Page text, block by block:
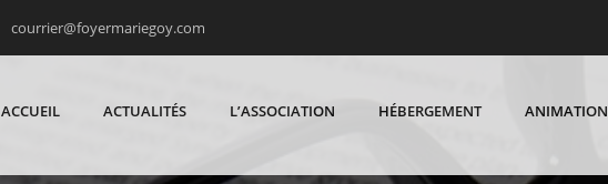
courrier@foyermariegoy.com
ACCUEIL ACTUALITÉS L’ASSOCIATION HÉBERGEMENT ANIMATION